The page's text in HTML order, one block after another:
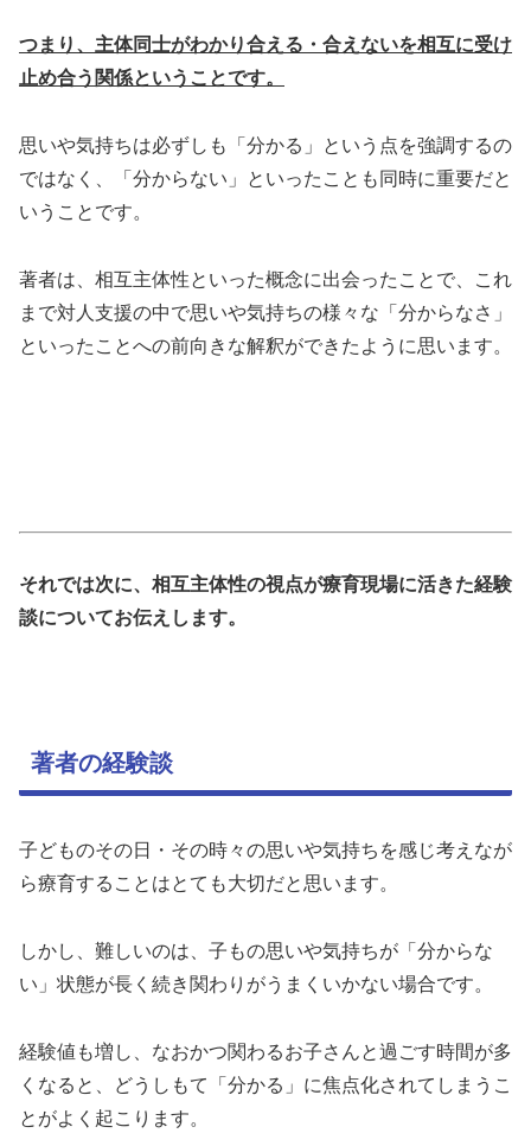
つまり、主体同士がわかり合える・合えないを相互に受け
止め合う関係ということです。
思いや気持ちは必ずしも「分かる」という点を強調するの
ではなく、「分からない」といったことも同時に重要だと
いうことです。
著者は、相互主体性といった概念に出会ったことで、これ
まで対人支援の中で思いや気持ちの様々な「分からなさ」
といったことへの前向きな解釈ができたように思います。
それでは次に、相互主体性の視点が療育現場に活きた経験
談についてお伝えします。
著者の経験談
子どものその日・その時々の思いや気持ちを感じ考えなが
ら療育することはとても大切だと思います。
しかし、難しいのは、子もの思いや気持ちが「分からな
い」状態が長く続き関わりがうまくいかない場合です。
経験値も増し、なおかつ関わるお子さんと過ごす時間が多
くなると、どうしもて「分かる」に焦点化されてしまうこ
とがよく起こります。